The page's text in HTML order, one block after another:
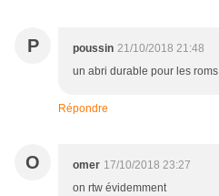
P poussin 21/10/2018 21:48
un abri durable pour les roms
Répondre
O omer 17/10/2018 23:27
on rtw évidemment